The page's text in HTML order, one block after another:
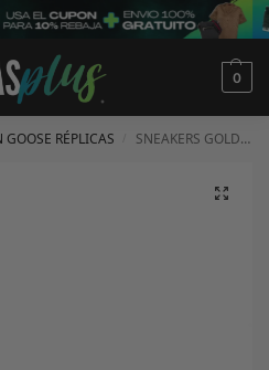
0
GOOSE RÉPLICAS SNEAKERS GOLDEN GOOSE